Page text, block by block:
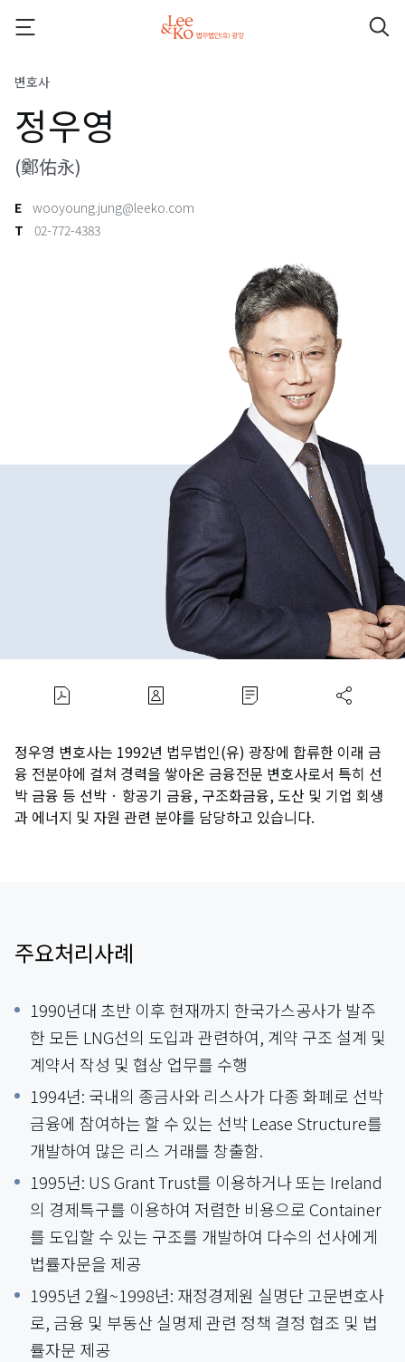
변호사
정우영
(鄭佑永)
E wooyoung.jung@leeko.com
T
02-772-4383
정우영 변호사는 1992년 법무법인(유) 광장에 합류한 이래 금
융 전분야에 걸쳐 경력을 쌓아온 금융전문 변호사로서 특히 선
박 금융 등 선박 · 항공기 금융, 구조화금융, 도산 및 기업 회생
과 에너지 및 자원 관련 분야를 담당하고 있습니다.
주요처리사례
1990년대 초반 이후 현재까지 한국가스공사가 발주
한 모든 LNG선의 도입과 관련하여, 계약 구조 설계 및
계약서 작성 및 협상 업무를 수행
1994년: 국내의 종금사와 리스사가 다종 화폐로 선박
금융에 참여하는 할 수 있는 선박 Lease Structure를
개발하여 많은 리스 거래를 창출함.
1995년: US Grant Trust를 이용하거나 또는 Ireland
의 경제특구를 이용하여 저렴한 비용으로 Container
를 도입할 수 있는 구조를 개발하여 다수의 선사에게
법률자문을 제공
1995년 2월~1998년: 재정경제원 실명단 고문변호사
로, 금융 및 부동산 실명제 관련 정책 결정 협조 및 법
률자문 제공